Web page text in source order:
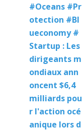
#Oceans #Pr
otection #Bl
ueconomy #
Startup : Les
dirigeants m
ondiaux ann
oncent $6,4
milliards pou
r l'action océ
anique lors d